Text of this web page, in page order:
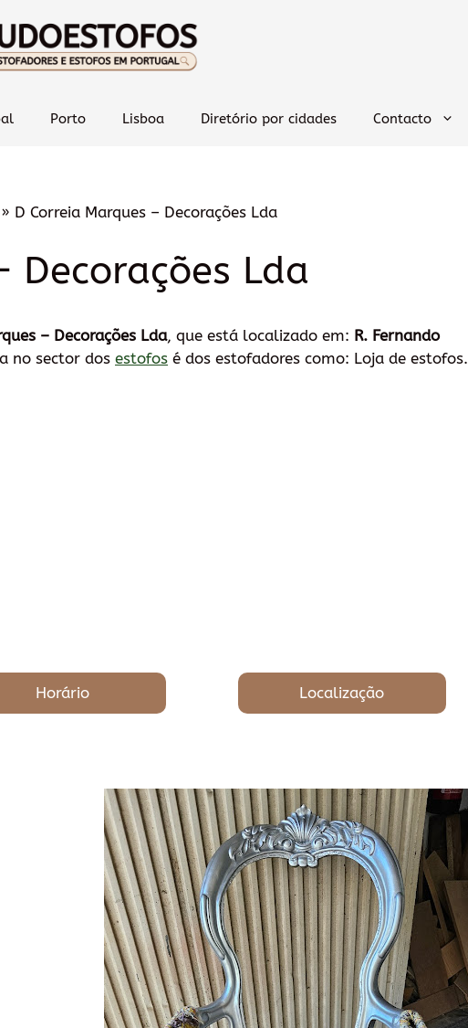
Porto Lisboa Diretório por cidades Contacto
» D Correia Marques – Decorações Lda
Decorações Lda
– Decorações Lda, que está localizado em: R. Fernando
no sector dos estofos é dos estofadores como: Loja de estofos.
Horário Localização